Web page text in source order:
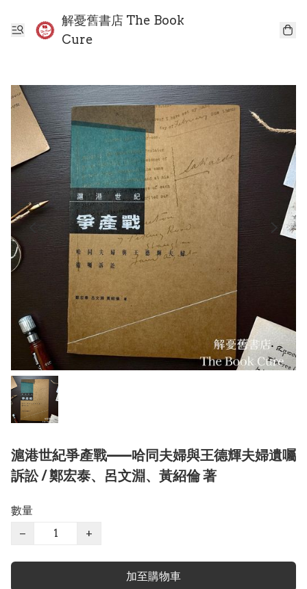
解憂舊書店 The Book
Cure
滬港世紀爭產戰——哈同夫婦與王德輝夫婦遺囑
訴訟 / 鄭宏泰、呂文淵、黃紹倫 著
數量
−
+
加至購物車